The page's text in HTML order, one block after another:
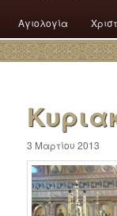
Αγιολογία
3 Μαρτίου 2013